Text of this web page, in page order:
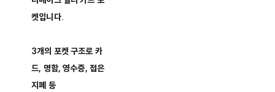
켓입니다.
3개의 포켓 구조로 카
드, 명함, 영수증, 접은
지폐 등